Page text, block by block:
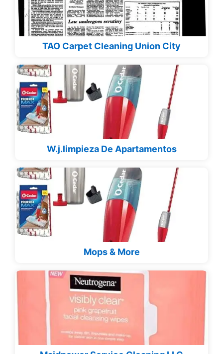
TAO Carpet Cleaning Union City
W.j.limpieza De Apartamentos
Mops & More